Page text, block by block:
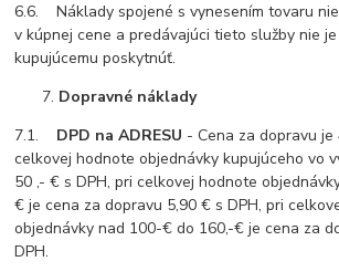
6.6. Náklady spojené s vynesením tovaru
v kúpnej cene a predávajúci tieto služby nie
kupujúcemu poskytnúť.
Dopravné náklady
7.1. DPD na ADRESU - Cena za dopravu je
celkovej hodnote objednávky kupujúceho vo
50 ,- € s DPH, pri celkovej hodnote
€ je cena za dopravu 5,90 € s DPH, pri
objednávky nad 100-€ do 160,-€ je cena za
DPH.